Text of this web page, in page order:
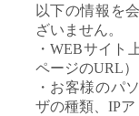
以下の情報を
ざいません。
・WEBサイト
ページのURL）
・お客様のパ
ザの種類、IP